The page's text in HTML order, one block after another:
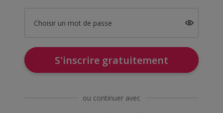
Choisir un mot de passe
S'inscrire gratuitement
ou continuer avec